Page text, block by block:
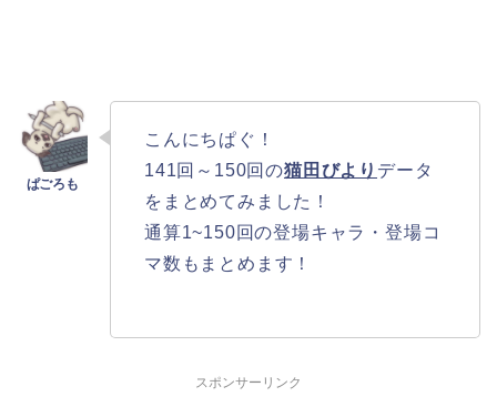
こんにちぱぐ！
141回～150回の猫田びより データ
をまとめてみました！
通算1~150回の登場キャラ・登場コ
マ数もまとめます！
スポンサーリンク